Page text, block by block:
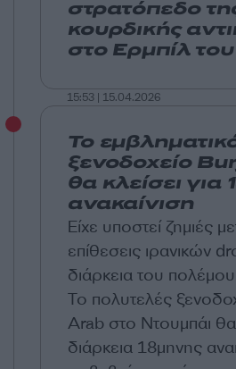
στρατόπεδο
κουρδικής
στο Ερμπίλ του
15:53 | 15.04.2026
Το
ξενοδοχείο
θα κλείσει για
ανακαίνιση
Είχε υποστεί ζημιές
επίθεσεις ιρανικών
διάρκεια του
Το πολυτελές
⁠Arab στο Ντουμπάι θα
διάρκεια 18μηνης